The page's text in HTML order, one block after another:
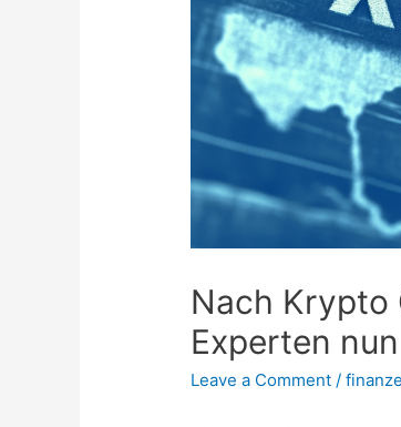
Nach Krypto
Experten
Leave a Comment /